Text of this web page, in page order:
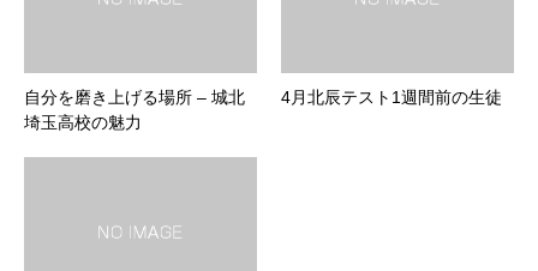
自分を磨き上げる場所 – 城北
埼玉高校の魅力
4月北辰テスト1週間前の生徒